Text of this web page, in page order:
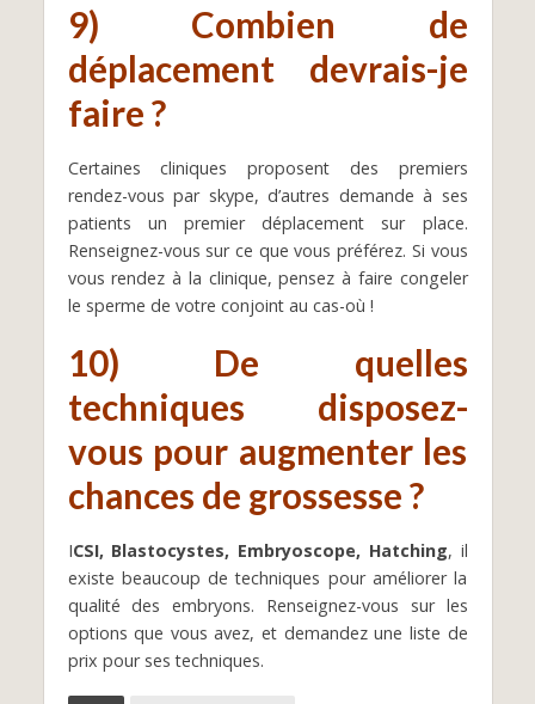
9) Combien de
déplacement devrais-je
faire ?
Certaines cliniques proposent des premiers
rendez-vous par skype, d’autres demande à ses
patients un premier déplacement sur place.
Renseignez-vous sur ce que vous préférez. Si vous
vous rendez à la clinique, pensez à faire congeler
le sperme de votre conjoint au cas-où !
10) De quelles
techniques disposez-
vous pour augmenter les
chances de grossesse ?
ICSI, Blastocystes, Embryoscope, Hatching, il
existe beaucoup de techniques pour améliorer la
qualité des embryons. Renseignez-vous sur les
options que vous avez, et demandez une liste de
prix pour ses techniques.